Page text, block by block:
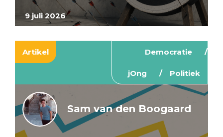
9 juli 2026
Artikel Democratie
jOng Politiek
Sam van den Boogaard